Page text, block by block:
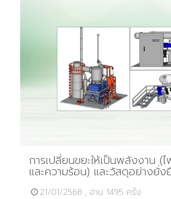
การเปลี่ยนขยะให้เป็นพลังงาน (
และความร้อน) และวัสดุอย่างยั่ง
21/01/2568 , อ่าน 1495 ครั้ง